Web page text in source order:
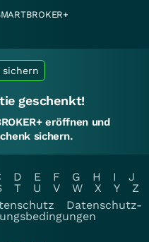
sichern
geschenkt!
eröffnen und
sichern.
D E F G H I
J
T U V W X Y
Z
Datenschutz-